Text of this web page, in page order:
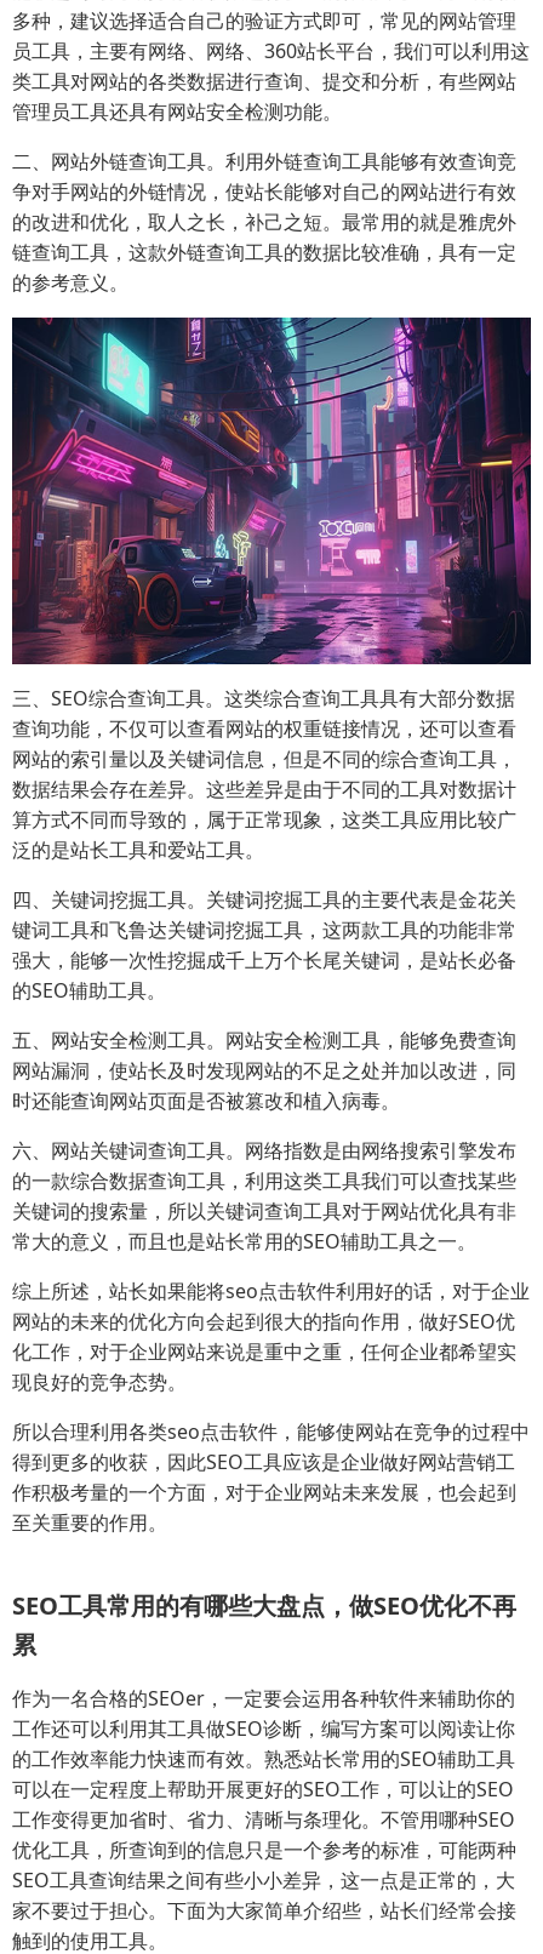
多种，建议选择适合自己的验证方式即可，常见的网站管理
员工具，主要有网络、网络、360站长平台，我们可以利用这
类工具对网站的各类数据进行查询、提交和分析，有些网站
管理员工具还具有网站安全检测功能。
二、网站外链查询工具。利用外链查询工具能够有效查询竞
争对手网站的外链情况，使站长能够对自己的网站进行有效
的改进和优化，取人之长，补己之短。最常用的就是雅虎外
链查询工具，这款外链查询工具的数据比较准确，具有一定
的参考意义。
三、SEO综合查询工具。这类综合查询工具具有大部分数据
查询功能，不仅可以查看网站的权重链接情况，还可以查看
网站的索引量以及关键词信息，但是不同的综合查询工具，
数据结果会存在差异。这些差异是由于不同的工具对数据计
算方式不同而导致的，属于正常现象，这类工具应用比较广
泛的是站长工具和爱站工具。
四、关键词挖掘工具。关键词挖掘工具的主要代表是金花关
键词工具和飞鲁达关键词挖掘工具，这两款工具的功能非常
强大，能够一次性挖掘成千上万个长尾关键词，是站长必备
的SEO辅助工具。
五、网站安全检测工具。网站安全检测工具，能够免费查询
网站漏洞，使站长及时发现网站的不足之处并加以改进，同
时还能查询网站页面是否被篡改和植入病毒。
六、网站关键词查询工具。网络指数是由网络搜索引擎发布
的一款综合数据查询工具，利用这类工具我们可以查找某些
关键词的搜索量，所以关键词查询工具对于网站优化具有非
常大的意义，而且也是站长常用的SEO辅助工具之一。
综上所述，站长如果能将seo点击软件利用好的话，对于企业
网站的未来的优化方向会起到很大的指向作用，做好SEO优
化工作，对于企业网站来说是重中之重，任何企业都希望实
现良好的竞争态势。
所以合理利用各类seo点击软件，能够使网站在竞争的过程中
得到更多的收获，因此SEO工具应该是企业做好网站营销工
作积极考量的一个方面，对于企业网站未来发展，也会起到
至关重要的作用。
SEO工具常用的有哪些大盘点，做SEO优化不再
累
作为一名合格的SEOer，一定要会运用各种软件来辅助你的
工作还可以利用其工具做SEO诊断，编写方案可以阅读让你
的工作效率能力快速而有效。熟悉站长常用的SEO辅助工具
可以在一定程度上帮助开展更好的SEO工作，可以让的SEO
工作变得更加省时、省力、清晰与条理化。不管用哪种SEO
优化工具，所查询到的信息只是一个参考的标准，可能两种
SEO工具查询结果之间有些小小差异，这一点是正常的，大
家不要过于担心。下面为大家简单介绍些，站长们经常会接
触到的使用工具。